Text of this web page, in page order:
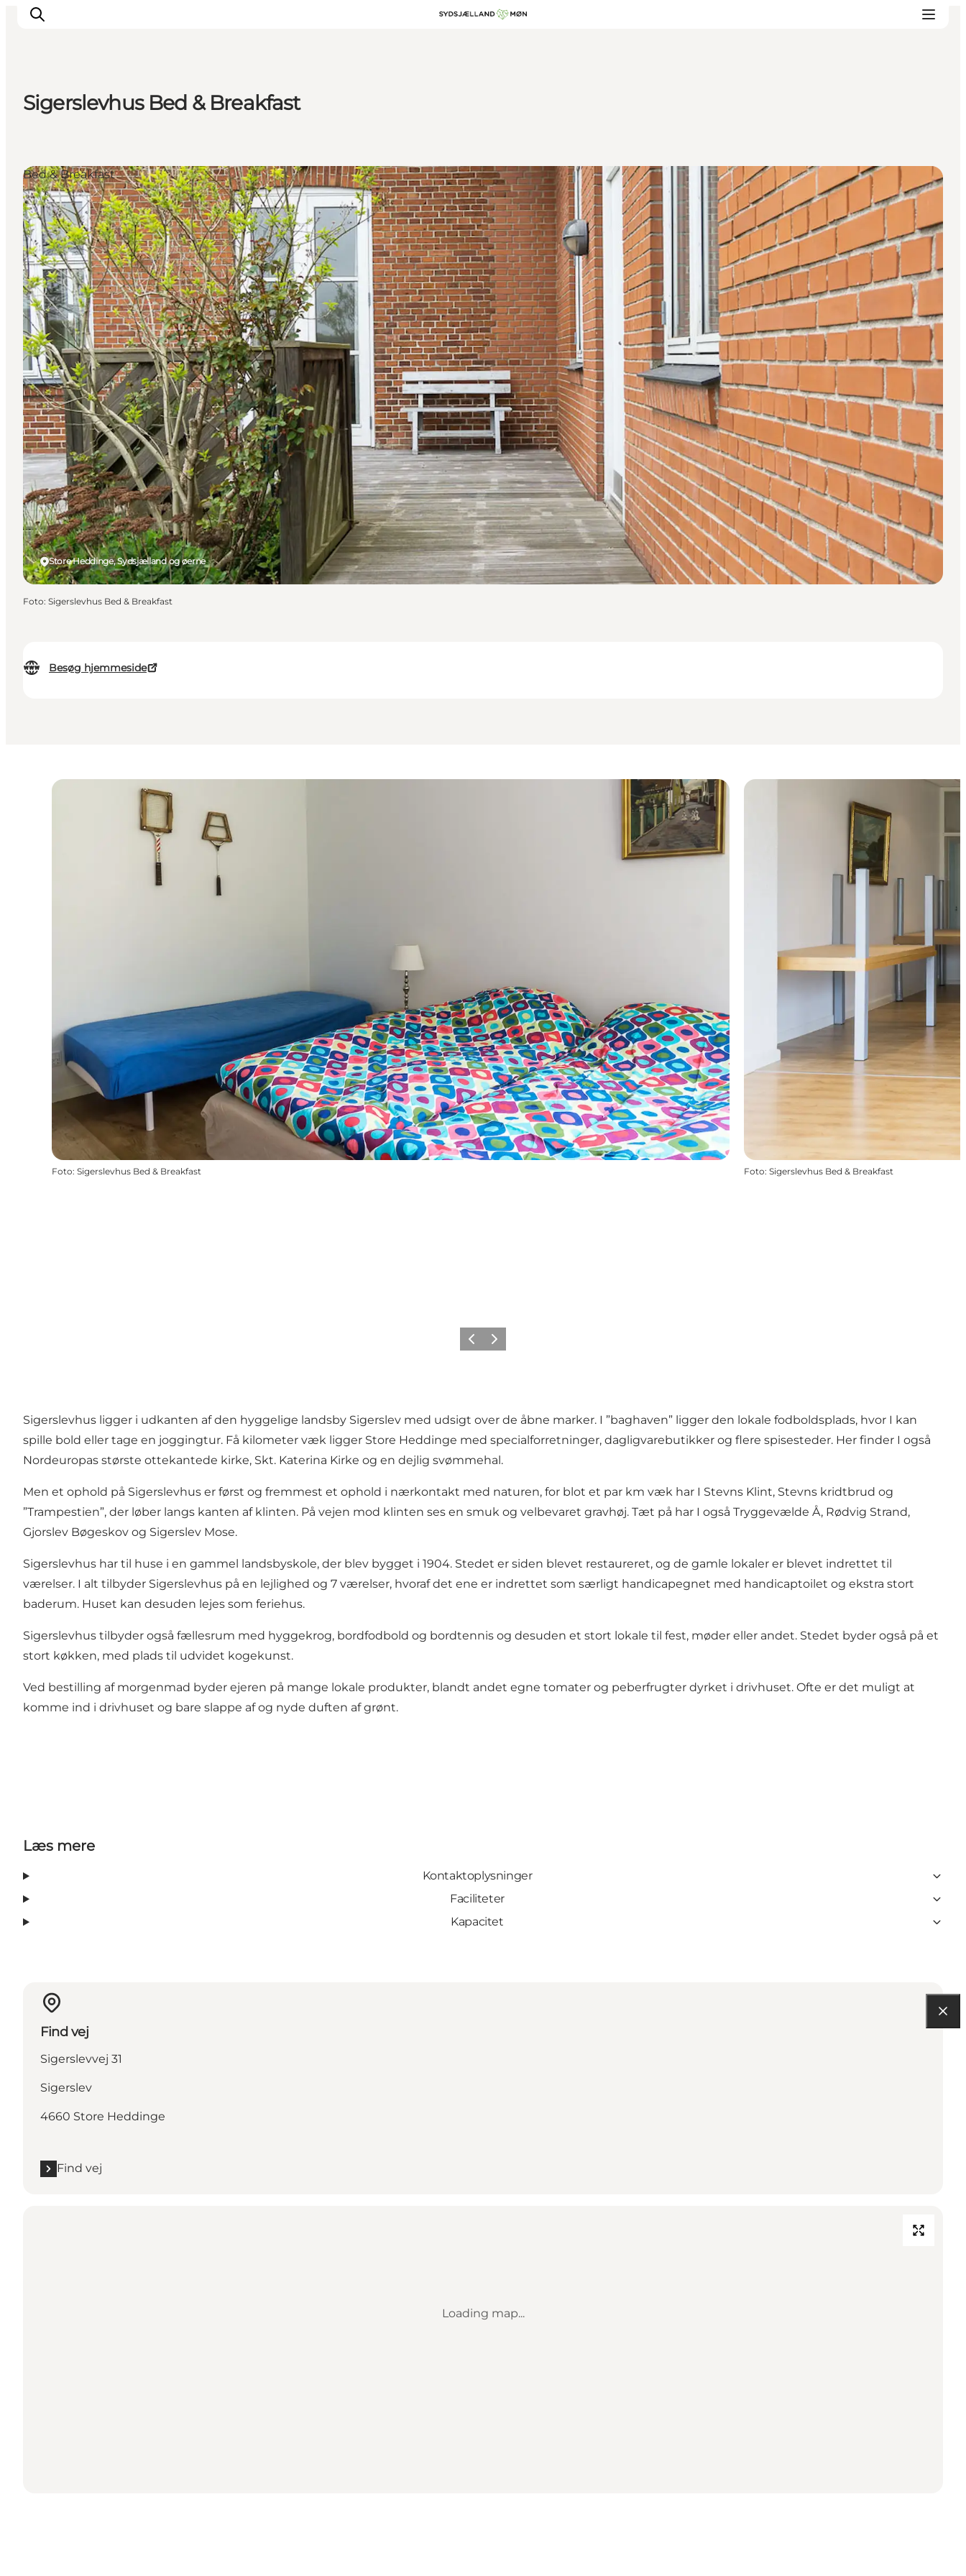
Events
Spis
Overnat
Planlæg din tur
Sigerslevhus Bed & Breakfast
Besøg hjemmeside
Store Heddinge, Sydsjælland og øerne
Bed & Breakfast
Foto: Sigerslevhus Bed & Breakfast
Foto: Sigerslevhus Bed & Breakfast Foto: Sigerslevhus Bed & Breakfast
ForrigeNæste
Sigerslevhus ligger i udkanten af den hyggelige landsby Sigerslev med udsigt over de åbne marker. I ”baghaven” ligger den lokale fodboldsplads, hvor I kan
spille bold eller tage en joggingtur. Få kilometer væk ligger Store Heddinge med specialforretninger, dagligvarebutikker og flere spisesteder. Her finder I også
Nordeuropas største ottekantede kirke, Skt. Katerina Kirke og en dejlig svømmehal.
Men et ophold på Sigerslevhus er først og fremmest et ophold i nærkontakt med naturen, for blot et par km væk har I Stevns Klint, Stevns kridtbrud og
”Trampestien”, der løber langs kanten af klinten. På vejen mod klinten ses en smuk og velbevaret gravhøj. Tæt på har I også Tryggevælde Å, Rødvig Strand,
Gjorslev Bøgeskov og Sigerslev Mose.
Sigerslevhus har til huse i en gammel landsbyskole, der blev bygget i 1904. Stedet er siden blevet restaureret, og de gamle lokaler er blevet indrettet til
værelser. I alt tilbyder Sigerslevhus på en lejlighed og 7 værelser, hvoraf det ene er indrettet som særligt handicapegnet med handicaptoilet og ekstra stort
baderum. Huset kan desuden lejes som feriehus.
Sigerslevhus tilbyder også fællesrum med hyggekrog, bordfodbold og bordtennis og desuden et stort lokale til fest, møder eller andet. Stedet byder også på et
stort køkken, med plads til udvidet kogekunst.
Ved bestilling af morgenmad byder ejeren på mange lokale produkter, blandt andet egne tomater og peberfrugter dyrket i drivhuset. Ofte er det muligt at
komme ind i drivhuset og bare slappe af og nyde duften af grønt.
Læs mere
Kontaktoplysninger
Faciliteter
Kapacitet
Find vej
Sigerslevvej 31
Sigerslev
4660 Store Heddinge
Find vej
Loading map...